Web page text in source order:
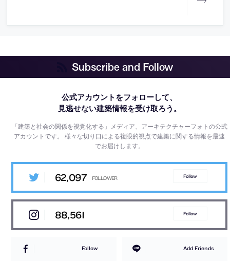
Subscribe and Follow
公式アカウントをフォローして、
見逃せない建築情報を受け取ろう。
「建築と社会の関係を視覚化する」メディア、アーキテクチャーフォトの公式
アカウントです。様々な切り口による複眼的視点で建築に関する情報を最速
でお届けします。
62,097 Follow
88,561 Follow
Follow Add Friends